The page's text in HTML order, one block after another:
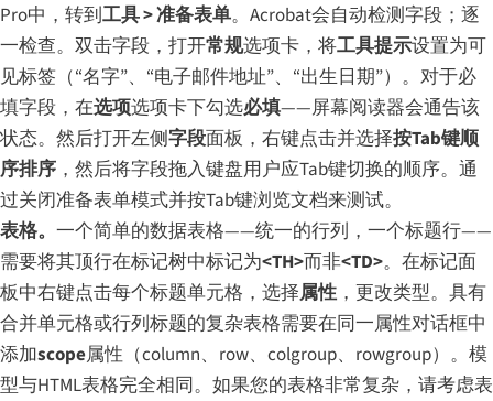
Pro中，转到工具 > 准备表单。Acrobat会自动检测字段；逐
一检查。双击字段，打开常规选项卡，将工具提示设置为可
见标签（“名字”、“电子邮件地址”、“出生日期”）。对于必
填字段，在选项选项卡下勾选必填——屏幕阅读器会通告该
状态。然后打开左侧字段面板，右键点击并选择按Tab键顺
序排序 ，然后将字段拖入键盘用户应Tab键切换的顺序。通
过关闭准备表单模式并按Tab键浏览文档来测试。
表格。 一个简单的数据表格——统一的行列，一个标题行——
需要将其顶行在标记树中标记为<TH>而非<TD>。在标记面
板中右键点击每个标题单元格，选择属性 ，更改类型。具有
合并单元格或行列标题的复杂表格需要在同一属性对话框中
添加scope属性（column、row、colgroup、rowgroup）。模
型与HTML表格完全相同。如果您的表格非常复杂，请考虑表